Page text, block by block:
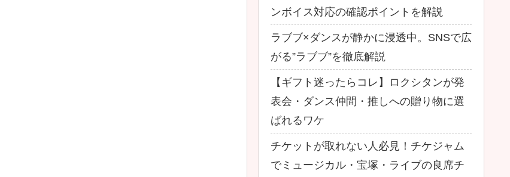
ンボイス対応の確認ポイントを解説
ラブブ×ダンスが静かに浸透中。SNSで広
がる”ラブブ”を徹底解説
【ギフト迷ったらコレ】ロクシタンが発
表会・ダンス仲間・推しへの贈り物に選
ばれるワケ
チケットが取れない人必見！チケジャム
でミュージカル・宝塚・ライブの良席チ